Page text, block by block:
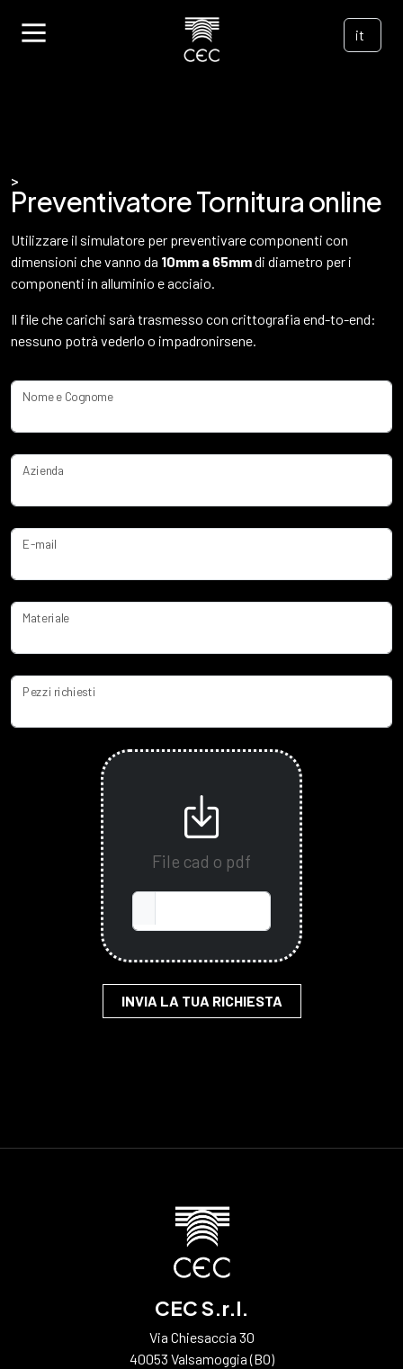
>
Preventivatore Tornitura online
Utilizzare il simulatore per preventivare componenti con
dimensioni che vanno da 10mm a 65mmdi diametro per i
componenti in alluminio e acciaio.
Il file che carichi sarà trasmesso con crittografia end-to-end:
nessuno potrà vederlo o impadronirsene.
Nome e Cognome
Azienda
E-mail
Materiale
Pezzi richiesti
File cad o pdf
INVIA LA TUA RICHIESTA
CEC S.r.l.
Via Chiesaccia 30
40053 Valsamoggia (BO)